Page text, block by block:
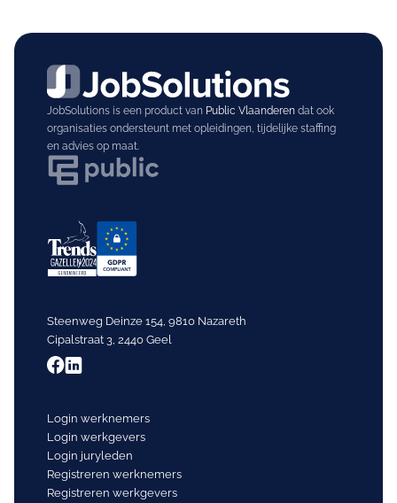
JobSolutions is een product van Public Vlaanderendat ook
organisaties ondersteunt met opleidingen, tijdelijke staffing
en advies op maat.
Steenweg Deinze 154, 9810 Nazareth
Cipalstraat 3, 2440 Geel
Login werknemers
Login werkgevers
Login juryleden
Registreren werknemers
Registreren werkgevers